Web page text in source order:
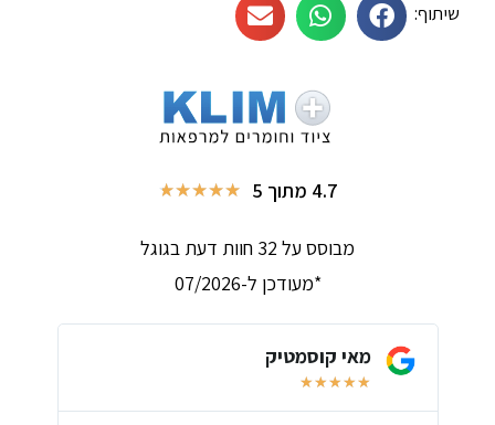
שיתוף:
4.7 מתוך 5 ★
★
★
★
★
מבוסס על 32 חוות דעת בגוגל
*מעודכן ל-07/2026
מאי קוסמטיק
★
★
★
★
★